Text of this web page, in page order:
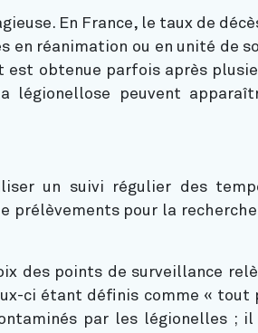
En France, le taux de
en réanimation ou en unité de
obtenue parfois après
légionellose peuvent
un suivi régulier des
prélèvements pour la
des points de surveillance
ci étant définis comme « tout
par les légionelles ;